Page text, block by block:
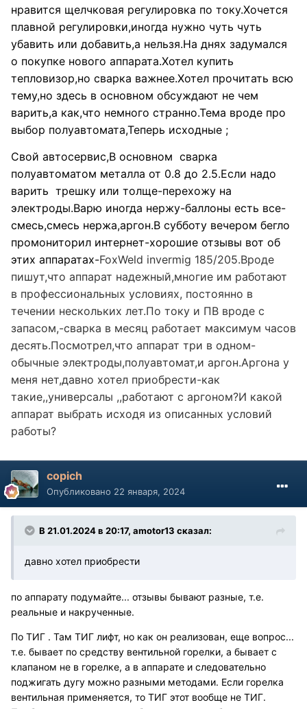
нравится щелчковая регулировка по току.Хочется
плавной регулировки,иногда нужно чуть чуть
убавить или добавить,а нельзя.На днях задумался
о покупке нового аппарата.Хотел купить
тепловизор,но сварка важнее.Хотел прочитать всю
тему,но здесь в основном обсуждают не чем
варить,а как,что немного странно.Тема вроде про
выбор полуавтомата,Теперь исходные ;
Свой автосервис,В основном сварка
полуавтоматом металла от 0.8 до 2.5.Если надо
варить трешку или толще-перехожу на
электроды.Варю иногда нержу-баллоны есть все-
смесь,смесь нержа,аргон.В субботу вечером бегло
промониторил интернет-хорошие отзывы вот об
этих аппаратах-FoxWeld invermig 185/205.Вроде
пишут,что аппарат надежный,многие им работают
в профессиональных условиях, постоянно в
течении нескольких лет.По току и ПВ вроде с
запасом,-сварка в месяц работает максимум часов
десять.Посмотрел,что аппарат три в одном-
обычные электроды,полуавтомат,и аргон.Аргона у
меня нет,давно хотел приобрести-как
такие,,универсалы ,,работают с аргоном?И какой
аппарат выбрать исходя из описанных условий
работы?
copich
Опубликовано 22 января, 2024
В 21.01.2024 в 20:17, amotor13 сказал:
давно хотел приобрести
по аппарату подумайте... отзывы бывают разные, т.е.
реальные и накрученные.
По ТИГ . Там ТИГ лифт, но как он реализован, еще вопрос...
т.е. бывает по средству вентильной горелки, а бывает с
клапаном не в горелке, а в аппарате и следовательно
поджигать дугу можно разными методами. Если горелка
вентильная применяется, то ТИГ этот вообще не ТИГ.